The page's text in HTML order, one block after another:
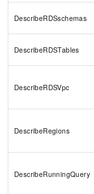
DescribeRDSschemas
DescribeRDSTables
DescribeRDSVpc
DescribeRegions
DescribeRunningQuery